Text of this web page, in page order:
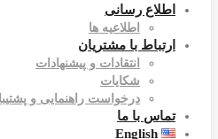
اطلاع رسانی
اطلاعیه ها
ارتباط با مشتریان
انتقادات و پیشنهادات
شکایات
درخواست راهنمایی و
تماس با ما
English